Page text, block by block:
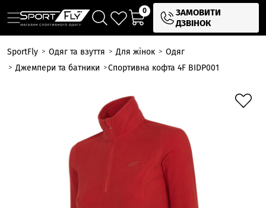
0
ЗАМОВИТИ
ДЗВІНОК
SportFly Одяг та взуття Для жінок
Одяг
Джемпери та батники
Спортивна кофта 4F BIDP001